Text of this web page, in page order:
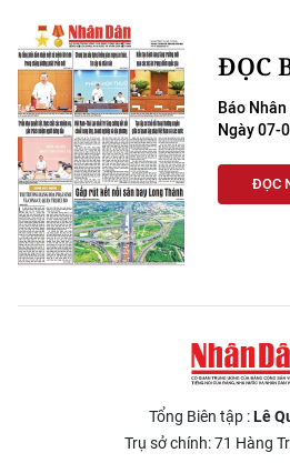
ĐỌC
Báo
Ngày 07-
ĐỌC
Tổng Biên tập :Lê
Trụ sở chính: 71 Hàng